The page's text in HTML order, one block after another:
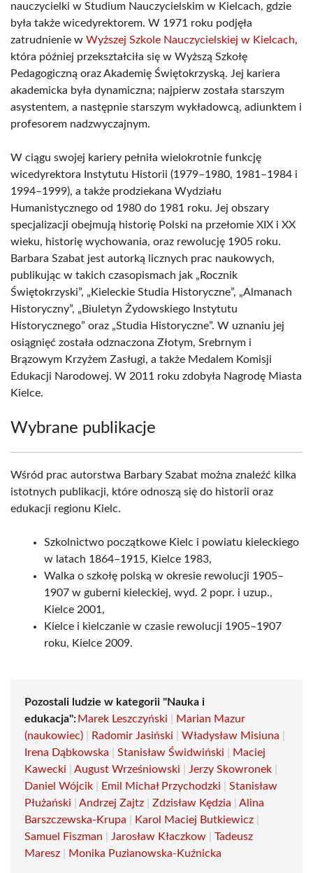
nauczycielki w Studium Nauczycielskim w Kielcach, gdzie
była także wicedyrektorem. W 1971 roku podjęła
zatrudnienie w Wyższej Szkole Nauczycielskiej w Kielcach,
która później przekształciła się w Wyższą Szkołę
Pedagogiczną oraz Akademię Świętokrzyską. Jej kariera
akademicka była dynamiczna; najpierw została starszym
asystentem, a następnie starszym wykładowcą, adiunktem i
profesorem nadzwyczajnym.
W ciągu swojej kariery pełniła wielokrotnie funkcję
wicedyrektora Instytutu Historii (1979–1980, 1981–1984 i
1994–1999), a także prodziekana Wydziału
Humanistycznego od 1980 do 1981 roku. Jej obszary
specjalizacji obejmują historię Polski na przełomie XIX i XX
wieku, historię wychowania, oraz rewolucję 1905 roku.
Barbara Szabat jest autorką licznych prac naukowych,
publikując w takich czasopismach jak „Rocznik
Świętokrzyski”, „Kieleckie Studia Historyczne”, „Almanach
Historyczny”, „Biuletyn Żydowskiego Instytutu
Historycznego” oraz „Studia Historyczne”. W uznaniu jej
osiągnięć została odznaczona Złotym, Srebrnym i
Brązowym Krzyżem Zasługi, a także Medalem Komisji
Edukacji Narodowej. W 2011 roku zdobyła Nagrodę Miasta
Kielce.
Wybrane publikacje
Wśród prac autorstwa Barbary Szabat można znaleźć kilka
istotnych publikacji, które odnoszą się do historii oraz
edukacji regionu Kielc.
Szkolnictwo początkowe Kielc i powiatu kieleckiego
w latach 1864–1915, Kielce 1983,
Walka o szkołę polską w okresie rewolucji 1905–
1907 w guberni kieleckiej, wyd. 2 popr. i uzup.,
Kielce 2001,
Kielce i kielczanie w czasie rewolucji 1905–1907
roku, Kielce 2009.
Pozostali ludzie w kategorii "Nauka i
edukacja": Marek Leszczyński
Marian Mazur
(naukowiec)
Radomir Jasiński Władysław Misiuna
Irena Dąbkowska
Stanisław Świdwiński
Maciej
Kawecki
August Wrześniowski Jerzy Skowronek
Daniel Wójcik
Emil Michał Przychodzki
Stanisław
Płużański
Andrzej Zajtz Zdzisław Kędzia
Alina
Barszczewska-Krupa
Karol Maciej Butkiewicz
Samuel Fiszman
Jarosław Kłaczkow
Tadeusz
Maresz
Monika Puzianowska-Kuźnicka